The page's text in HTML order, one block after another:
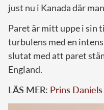
just nu i Kanada där
Paret är mitt uppe i sin
turbulens med en
slutat med att paret
England.
LÄS MER: Prins